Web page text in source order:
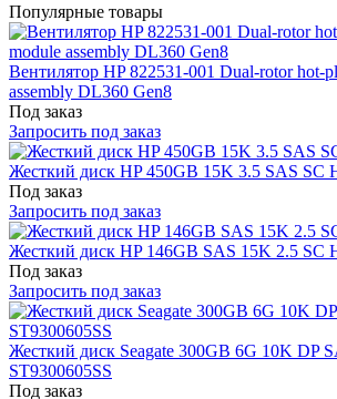
Популярные товары
Вентилятор HP 822531-001 Dual-rotor hot-
assembly DL360 Gen8
Под заказ
Запросить под заказ
Жесткий диск HP 450GB 15K 3.5 SAS SC
Под заказ
Запросить под заказ
Жесткий диск HP 146GB SAS 15K 2.5 SC
Под заказ
Запросить под заказ
Жесткий диск Seagate 300GB 6G 10K DP
ST9300605SS
Под заказ